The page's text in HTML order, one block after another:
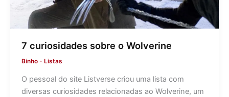
7 curiosidades sobre o Wolverine
Binho - Listas
O pessoal do site Listverse criou uma lista com
diversas curiosidades relacionadas ao Wolverine, um